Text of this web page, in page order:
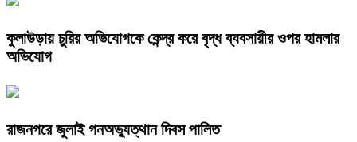
কুলাউড়ায় চুরির অভিযোগকে কেন্দ্র করে বৃদ্ধ ব্যবসায়ীর ওপর হামলার
অভিযোগ
রাজনগরে জুলাই গনঅভ্যুত্থান দিবস পালিত